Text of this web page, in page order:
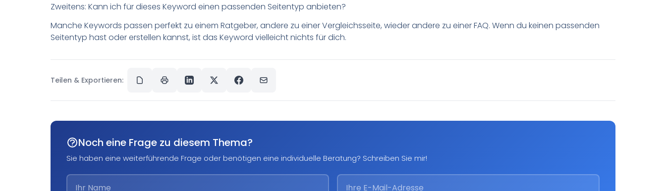
Zweitens: Kann ich für dieses Keyword einen passenden Seitentyp anbieten?
Manche Keywords passen perfekt zu einem Ratgeber, andere zu einer Vergleichsseite, wieder andere zu einer FAQ. Wenn du keinen passenden
Seitentyp hast oder erstellen kannst, ist das Keyword vielleicht nichts für dich.
Teilen & Exportieren:
Noch eine Frage zu diesem Thema?
Sie haben eine weiterführende Frage oder benötigen eine individuelle Beratung? Schreiben Sie mir!